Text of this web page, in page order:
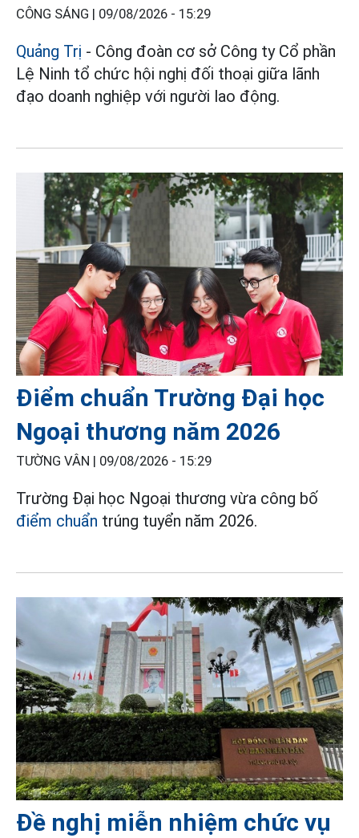
CÔNG SÁNG | 09/08/2026 - 15:29
Quảng Trị - Công đoàn cơ sở Công ty Cổ phần
Lệ Ninh tổ chức hội nghị đối thoại giữa lãnh
đạo doanh nghiệp với người lao động.
Điểm chuẩn Trường Đại học
Ngoại thương năm 2026
TƯỜNG VÂN | 09/08/2026 - 15:29
Trường Đại học Ngoại thương vừa công bố
điểm chuẩn trúng tuyển năm 2026.
Đề nghị miễn nhiệm chức vụ